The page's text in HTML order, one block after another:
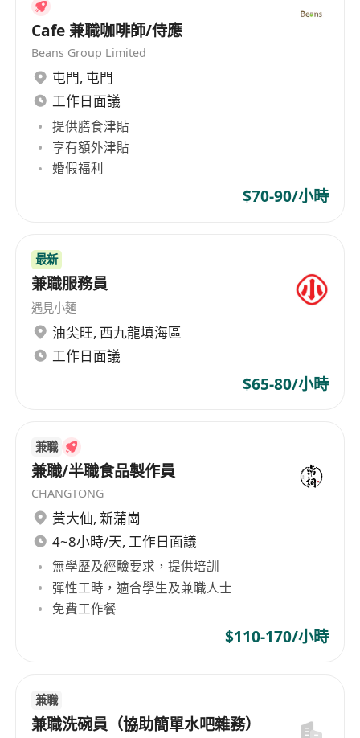
度推薦當日特選或季節限定飲品，提升顧客體驗
與滿意度。
協助庫存管理與進貨單核對，記錄原料消耗情
況，定期盤點茶葉、咖啡豆、糖漿、乳製品等耗
材，減少浪費並確保供應無虞。
工作要求
具備基礎咖啡與茶飲知識，熟悉常見豆種、烘焙
度、萃取原理及茶類分類（如綠茶、烏龍、紅
茶、發酵茶等），有相關證照（如SCA初階、臺
品牌之現場製作經驗，能適應高峯時段高效作業
節奏。
注重細節與品質意識，具備良好手部穩定性與時
間管理能力，可於30秒內完成一杯標準拿鐵拉花
或茶飲組裝。
具備基本衛生觀念與食品安全常識，了解HACCP
原則與器具清潔消毒流程，能配合定期衛生稽查
性格親和、團隊協作意識強，能配合排班制度
（含假日、晚班），具學習意願，願意接受新品
研發測試與流程優化訓練。
Cafe 兼職咖啡師/侍應
Beans Group Limited
屯門, 屯門
工作日面議
提供膳食津貼
享有額外津貼
婚假福利
$70-90/小時
最新
兼職服務員
遇見小麵
油尖旺, 西九龍填海區
工作日面議
$65-80/小時
兼職
兼職/半職食品製作員
CHANGTONG
黃大仙, 新蒲崗
4~8小時/天, 工作日面議
無學歷及經驗要求，提供培訓
彈性工時，適合學生及兼職人士
免費工作餐
$110-170/小時
兼職
兼職洗碗員（協助簡單水吧雜務）